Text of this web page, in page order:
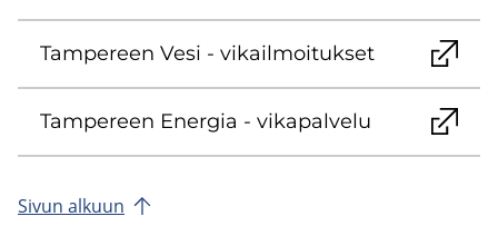
Tam­pe­reen Vesi - vi­kail­moi­tuk­set
Tam­pe­reen Ener­gia - vi­ka­pal­ve­lu
Sivun al­kuun